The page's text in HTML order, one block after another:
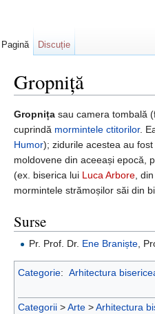
Gropniță
Gropnița sau camera tombală
cuprindă mormintele ctitorilor.
Humor); zidurile acestea au
moldovene din aceeași epocă,
(ex. biserica lui Luca Arbore,
mormintele strămoșilor săi din
Surse
Pr. Prof. Dr. Ene Braniște ,
Categorie: Arhitectura
Categorii >Arte >Arhitectura
Pagină Discuție